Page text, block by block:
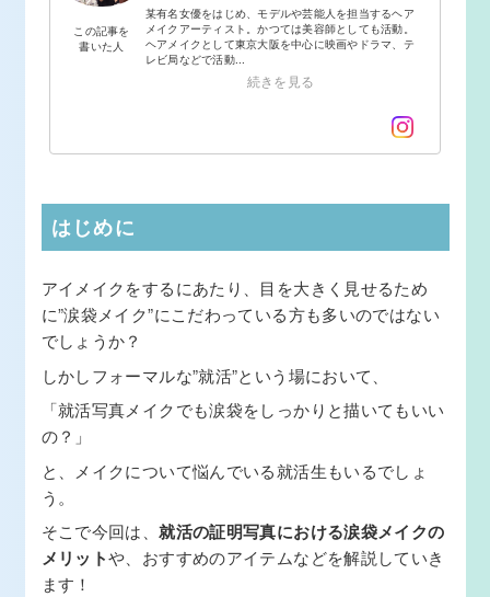
この記事を
書いた人
某有名女優をはじめ、モデルや芸能人を担当するヘア
メイクアーティスト。かつては美容師としても活動。
ヘアメイクとして東京大阪を中心に映画やドラマ、テ
レビ局などで活動...
続きを見る
はじめに
アイメイクをするにあたり、目を大きく見せるため
に”涙袋メイク”にこだわっている方も多いのではない
でしょうか？
しかしフォーマルな”就活”という場において、
「就活写真メイクでも涙袋をしっかりと描いてもいい
の？」
と、メイクについて悩んでいる就活生もいるでしょ
う。
そこで今回は、就活の証明写真における涙袋メイクの
メリットや、おすすめのアイテムなどを解説していき
ます！